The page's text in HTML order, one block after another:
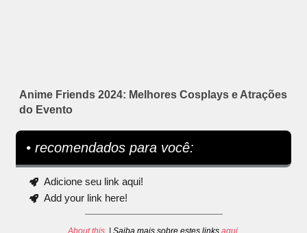
Anime Friends 2024: Melhores Cosplays e Atrações
do Evento
• recomendados para você:
Adicione seu link aqui!
Add your link here!